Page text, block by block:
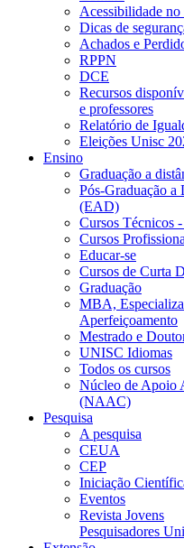
Acessibilidade no
Dicas de
Achados e
RPPN
DCE
Recursos
e professores
Relatório de
Eleições Unisc
Ensino
Graduação a
Pós-Graduação a
(EAD)
Cursos Técnicos
Cursos
Educar-se
Cursos de Curta
Graduação
MBA,
Aperfeiçoamento
Mestrado e
UNISC Idiomas
Todos os cursos
Núcleo de Apoio
(NAAC)
Pesquisa
A pesquisa
CEUA
CEP
Iniciação
Eventos
Revista Jovens
Pesquisadores